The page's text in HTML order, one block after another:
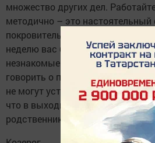
множество других дел.
методично – это настоятельный
покровительствующих вашему
неделю вас будет переполнять
незнакомые люди найдут вас
говорить о претендентах на
не могут устоять перед
что в выходные вас, скорее
родственники – отказы не